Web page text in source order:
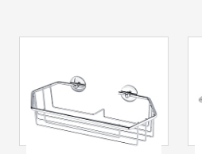
arrumação para
duche, cromado,
autoadesivo Baath